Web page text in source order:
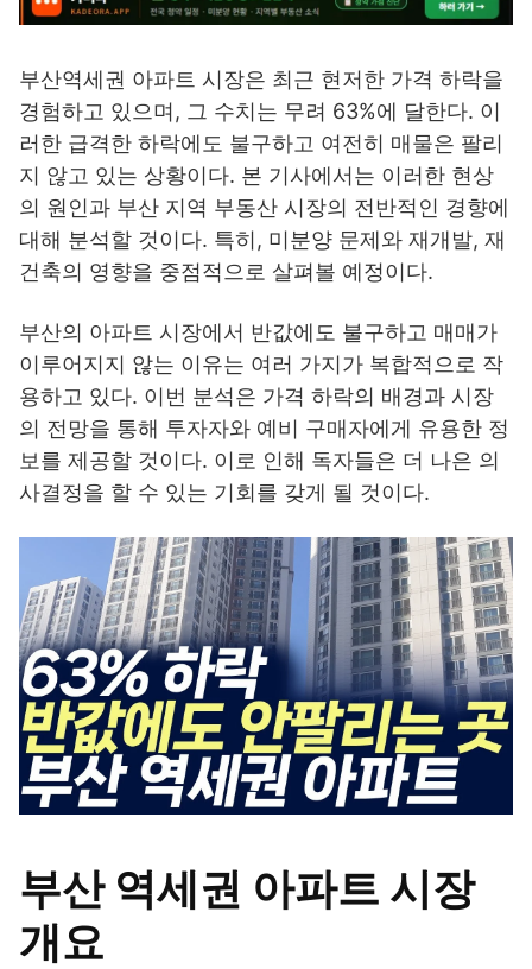
부산역세권 아파트 시장은 최근 현저한 가격 하락을
경험하고 있으며, 그 수치는 무려 63%에 달한다. 이
러한 급격한 하락에도 불구하고 여전히 매물은 팔리
지 않고 있는 상황이다. 본 기사에서는 이러한 현상
의 원인과 부산 지역 부동산 시장의 전반적인 경향에
대해 분석할 것이다. 특히, 미분양 문제와 재개발, 재
건축의 영향을 중점적으로 살펴볼 예정이다.
부산의 아파트 시장에서 반값에도 불구하고 매매가
이루어지지 않는 이유는 여러 가지가 복합적으로 작
용하고 있다. 이번 분석은 가격 하락의 배경과 시장
의 전망을 통해 투자자와 예비 구매자에게 유용한 정
보를 제공할 것이다. 이로 인해 독자들은 더 나은 의
사결정을 할 수 있는 기회를 갖게 될 것이다.
부산 역세권 아파트 시장
개요